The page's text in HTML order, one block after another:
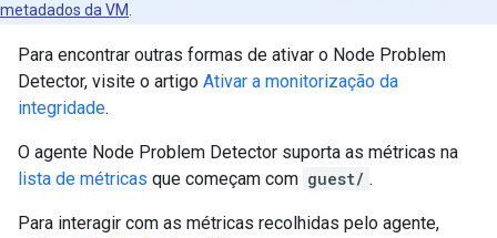
metadados da VM
Para encontrar outras formas de ativar o Node Problem
Detector, visite o artigo Ativar a monitorização da
integridade.
O agente Node Problem Detector suporta as métricas na
lista de métricas que começam com guest/ .
Para interagir com as métricas recolhidas pelo agente,